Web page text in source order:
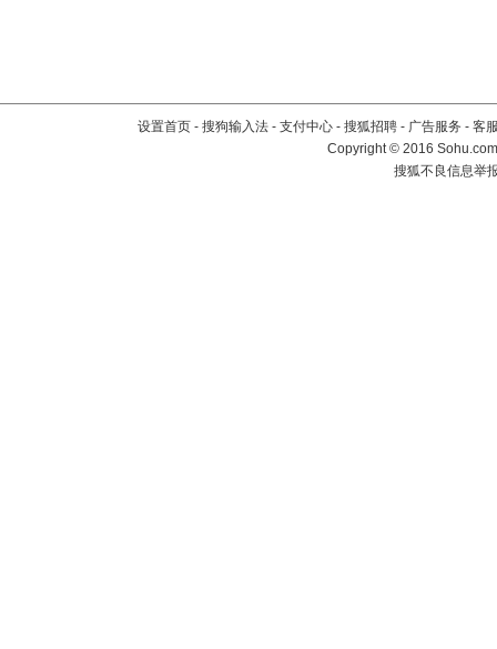
设置首页 - 搜狗输入法 - 支付中心 - 搜狐招聘 - 广告服务 - 客
Copyright©2016
搜狐不良信息举